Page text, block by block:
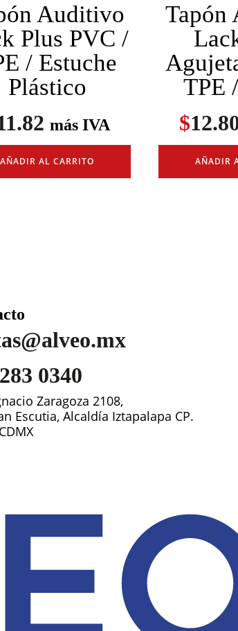
Auditivo
Plus PVC /
/ Estuche
Plástico
más IVA
AÑADIR AL CARRITO
Tapón
TPE
$
AÑADIR
0340
Zaragoza 2108,
Escutia, Alcaldía Iztapalapa CP.